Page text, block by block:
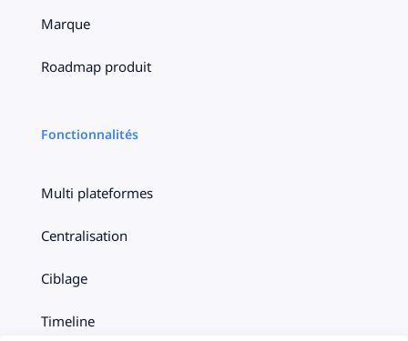
Marque
Roadmap produit
Fonctionnalités
Multi plateformes
Centralisation
Ciblage
Timeline